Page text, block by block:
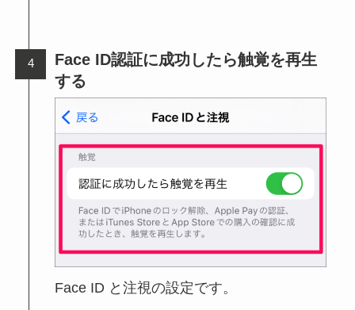
Face ID認証に成功したら触覚を再生
する
Face ID と注視の設定です。